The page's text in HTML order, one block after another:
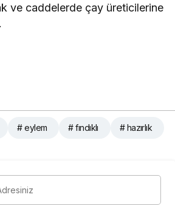
ve caddelerde çay üreticilerine
# eylem # fındıklı # hazırlık